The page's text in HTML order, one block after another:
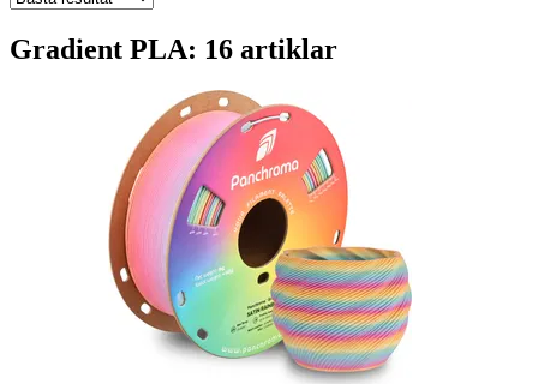
Gradient PLA: 16 artiklar